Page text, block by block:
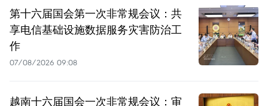
第十六届国会第一次非常规会议：共
享电信基础设施数据服务灾害防治工
作
07/08/2026 09:08
越南十六届国会一次非常规会议：审